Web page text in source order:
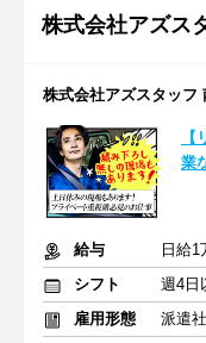
株式会社アズス
株式会社アズスタッフ
業
給与
日給
シフト
週4日
雇用形態
派遣